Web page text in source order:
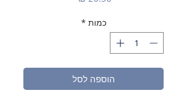
כמות *
הוספה לסל